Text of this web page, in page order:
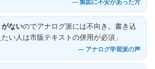
— 製図に不安があった方
ないのでアナログ派には不向き。書き込
い人は市販テキストの併用が必須」
— アナログ学習派の声